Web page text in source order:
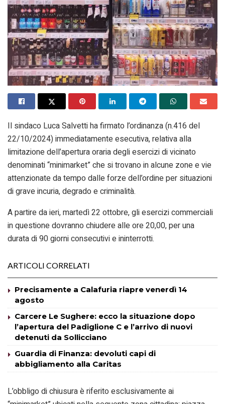
Il sindaco Luca Salvetti ha firmato l’ordinanza (n.416 del
22/10/2024) immediatamente esecutiva, relativa alla
limitazione dell’apertura oraria degli esercizi di vicinato
denominati “minimarket” che si trovano in alcune zone e vie
attenzionate da tempo dalle forze dell’ordine per situazioni
di grave incuria, degrado e criminalità.
A partire da ieri, martedì 22 ottobre, gli esercizi commerciali
in questione dovranno chiudere alle ore 20,00, per una
durata di 90 giorni consecutivi e ininterrotti.
ARTICOLI CORRELATI
Precisamente a Calafuria riapre venerdì 14
agosto
Carcere Le Sughere: ecco la situazione dopo
l’apertura del Padiglione C e l’arrivo di nuovi
detenuti da Sollicciano
Guardia di Finanza: devoluti capi di
abbigliamento alla Caritas
L’obbligo di chiusura è riferito esclusivamente ai